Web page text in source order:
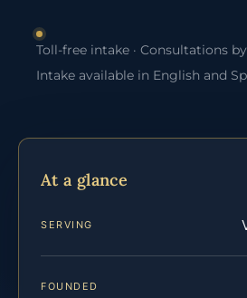
Toll-free intake · Consultations
Intake available in English and
At a glance
SERVING
FOUNDED